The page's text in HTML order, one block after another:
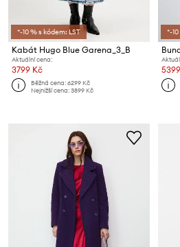
*-10 % s kódem: LST
Kabát Hugo Blue Garena_3_B
Aktuální cena:
3799 Kč
Běžná cena:6299 Kč
Nejnižší cena:3899 Kč
*-